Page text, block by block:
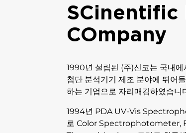
SCinentific
COmpany
1990년 설립된 (주)신코는 국내
첨단 분석기기 제조 분야에 뛰어
하는 기업으로 자리매김하였습니
1994년 PDA UV-Vis
로 Color Spectrophotometer,